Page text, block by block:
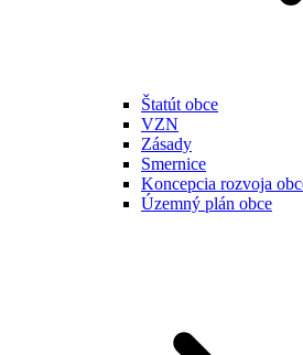
Štatút obce
VZN
Zásady
Smernice
Koncepcia rozvoja
Územný plán obce